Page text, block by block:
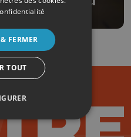
FERMER
TOUT